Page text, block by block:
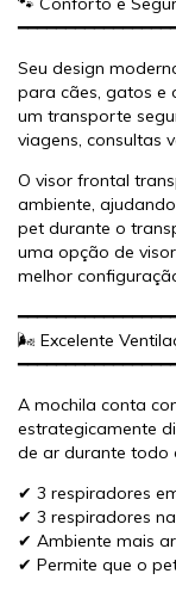
Seu design
para cães, gatos e
um transporte
viagens, consultas
O visor frontal
ambiente,
pet durante o
uma opção de
melhor
🌬️ Excelente
A mochila conta
estrategicamente
de ar durante todo
✔ 3 respiradores
✔ 3 respiradores
✔ Ambiente mais
✔ Permite que o